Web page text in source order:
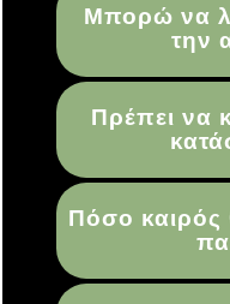
Μπορώ να
την
Πρέπει να
Πόσο καιρός